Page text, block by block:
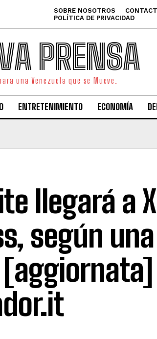
SOBRE NOSOTROS
POLÍTICA DE PRIVACIDAD
PRENSA
una Venezuela que se Mueve.
ENTRETENIMIENTO ECONOMÍA
llegará a
según una